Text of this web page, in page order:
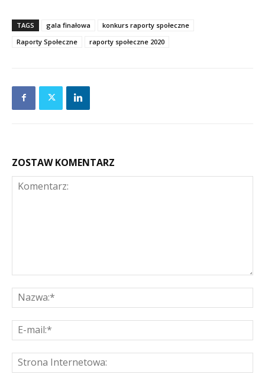
TAGS gala finałowa
konkurs raporty społeczne
Raporty Społeczne
raporty społeczne 2020
ZOSTAW KOMENTARZ